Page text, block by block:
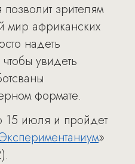
зрителям
мир африканских
надеть
увидеть
формате.
15 июля и пройдет
»